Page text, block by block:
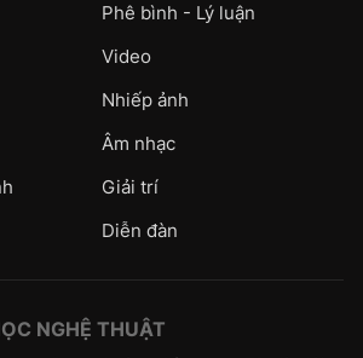
Phê bình - Lý luận
Video
Nhiếp ảnh
Âm nhạc
Giải trí
Diễn đàn
NGHỆ THUẬT